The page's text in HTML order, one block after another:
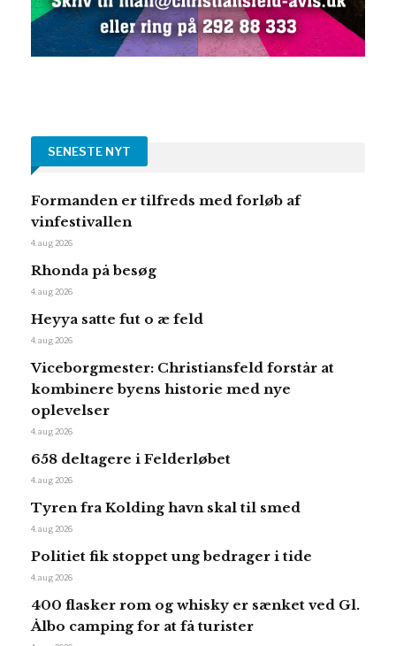
SENESTE NYT
Formanden er tilfreds med forløb af
vinfestivallen
4. aug 2026
Rhonda på besøg
4. aug 2026
Heyya satte fut o æ feld
4. aug 2026
Viceborgmester: Christiansfeld forstår at
kombinere byens historie med nye
oplevelser
4. aug 2026
658 deltagere i Felderløbet
4. aug 2026
Tyren fra Kolding havn skal til smed
4. aug 2026
Politiet fik stoppet ung bedrager i tide
4. aug 2026
400 flasker rom og whisky er sænket ved Gl.
Ålbo camping for at få turister